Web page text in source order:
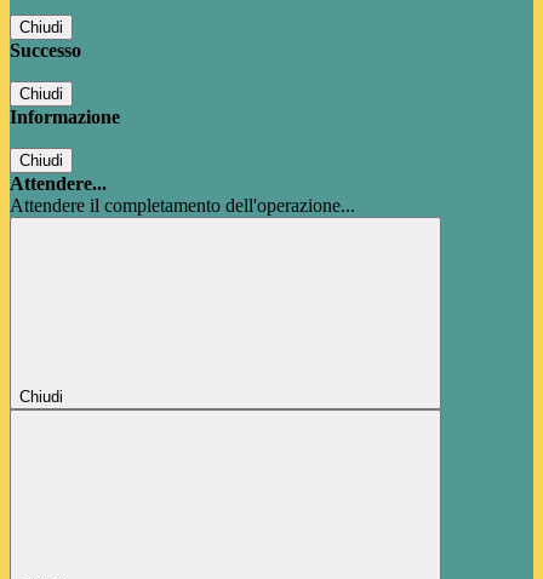
Chiudi
Successo
Chiudi
Informazione
Chiudi
Attendere...
Attendere il completamento dell'operazione...
Chiudi